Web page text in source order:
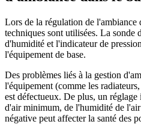
Lors de la régulation de l'ambiance
techniques sont utilisées. La sonde
d'humidité et l'indicateur de
l'équipement de base.
Des problèmes liés à la gestion
l'équipement (comme les
est défectueux. De plus, un
d'air minimum, de l'humidité de
négative peut affecter la santé des